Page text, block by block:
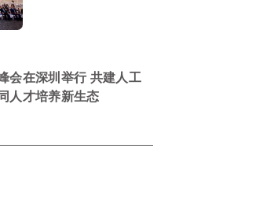
会在深圳举行 共建人工
人才培养新生态